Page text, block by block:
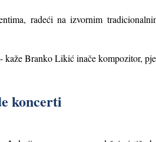
radeći na izvornim
kaže Branko Likić inače kompozitor,
koncerti